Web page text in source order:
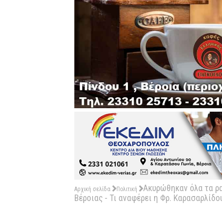
Αρχική σελίδα Πολιτική
Ακυρώθηκαν όλα τα
Βέροιας - Τι αναφέρει η Φρ.